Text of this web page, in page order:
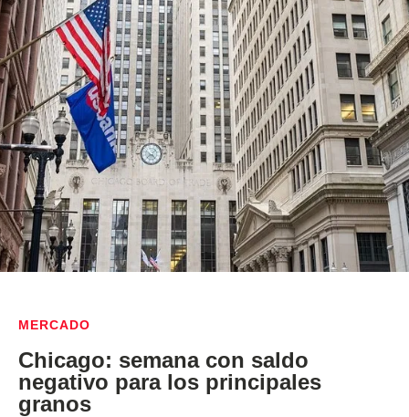
MERCADO
Chicago: semana con saldo
negativo para los principales
granos